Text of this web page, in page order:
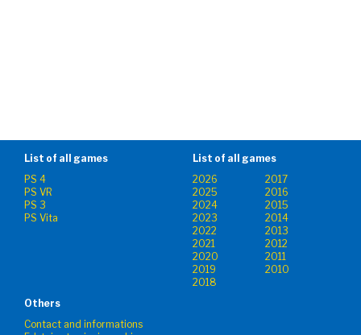
List of all games
PS 4
PS VR
PS 3
PS Vita
List of all games
2026
2017
2025
2016
2024
2015
2023
2014
2022
2013
2021
2012
2020
2011
2019
2010
2018
Others
Contact and informations